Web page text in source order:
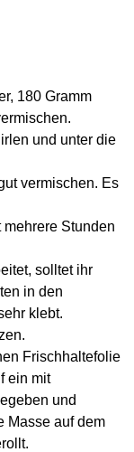
180 Gramm
und unter die
vermischen. Es
Stunden
solltet ihr
in den
klebt.
Frischhaltefolie
ein mit
und
Masse auf dem